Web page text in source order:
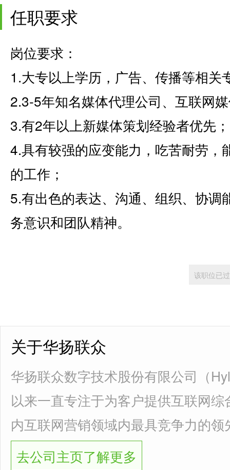
任职要求
岗位要求：
1.大专以上学历，广告、传播等相关
2.3-5年知名媒体代理公司、互联网
3.有2年以上新媒体策划经验者优先；
4.具有较强的应变能力，吃苦耐劳，
的工作；
5.有出色的表达、沟通、组织、协调
务意识和团队精神。
该职位已
关于华扬联众
华扬联众数字技术股份有限公司（
以来一直专注于为客户提供互联网
内互联网营销领域内最具竞争力的领
去公司主页了解更多